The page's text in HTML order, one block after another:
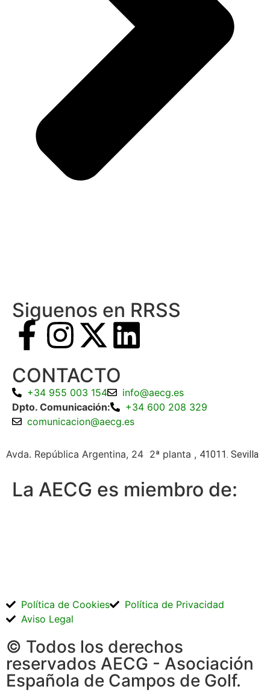
Siguenos en RRSS
CONTACTO
+34 955 003 154
info@aecg.es
Dpto. Comunicación:
+34 600 208 329
comunicacion@aecg.es
Avda. República Argentina, 24 2ª planta , 41011. Sevilla
La AECG es miembro de:
© Todos los derechos
reservados AECG - Asociación
Española de Campos de Golf.
Política de Cookies
Política de Privacidad
Aviso Legal